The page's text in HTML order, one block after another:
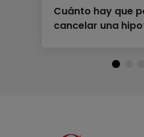
Cuánto hay que
cancelar una